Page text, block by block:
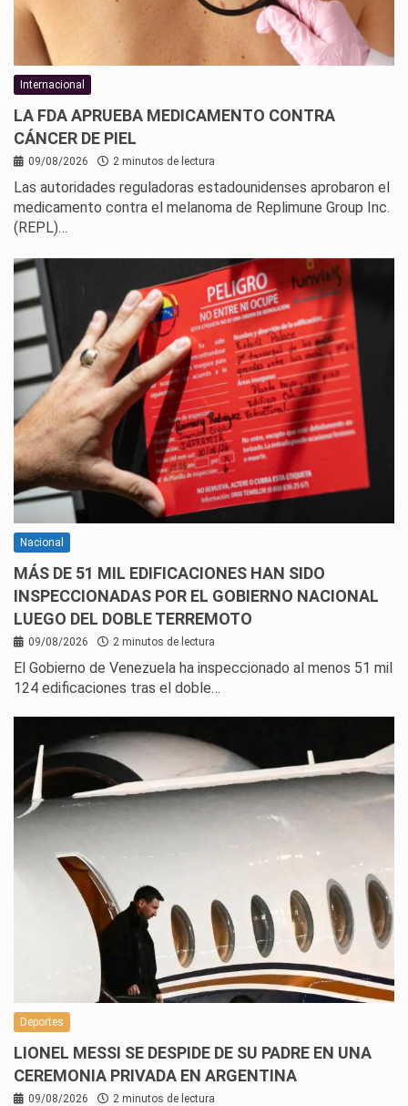
Internacional
LA FDA APRUEBA MEDICAMENTO CONTRA
CÁNCER DE PIEL
09/08/2026 2 minutos de lectura
Las autoridades reguladoras estadounidenses aprobaron el
medicamento contra el melanoma de Replimune Group Inc.
(REPL)…
Nacional
MÁS DE 51 MIL EDIFICACIONES HAN SIDO
INSPECCIONADAS POR EL GOBIERNO NACIONAL
LUEGO DEL DOBLE TERREMOTO
09/08/2026 2 minutos de lectura
El Gobierno de Venezuela ha inspeccionado al menos 51 mil
124 edificaciones tras el doble…
Deportes
LIONEL MESSI SE DESPIDE DE SU PADRE EN UNA
CEREMONIA PRIVADA EN ARGENTINA
09/08/2026 2 minutos de lectura